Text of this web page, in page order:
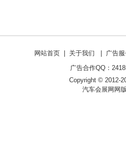
网站首页 关于我们
广告
广告合作QQ：
Copyright © 2012-
汽车会展网网